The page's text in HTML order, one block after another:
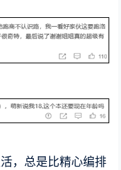
，总是比精心编排